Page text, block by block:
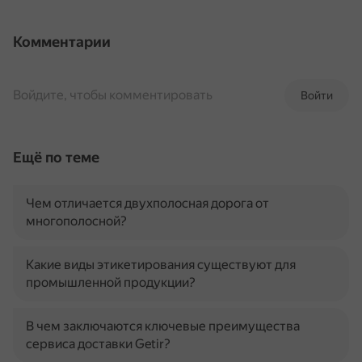
Комментарии
Войти
Войдите, чтобы комментировать
Ещё по теме
Чем отличается двухполосная дорога от
многополосной?
Какие виды этикетирования существуют для
промышленной продукции?
В чем заключаются ключевые преимущества
сервиса доставки Getir?